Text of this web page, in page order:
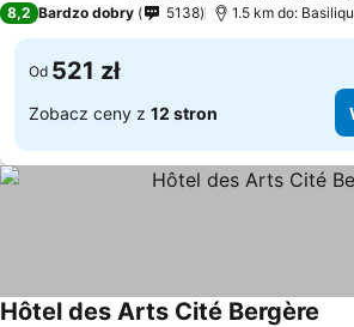
8,2 Bardzo dobry 5138 1.5 km do:
Od 521 zł
Zobacz ceny z 12 stron
Hôtel des Arts Cité Bergère